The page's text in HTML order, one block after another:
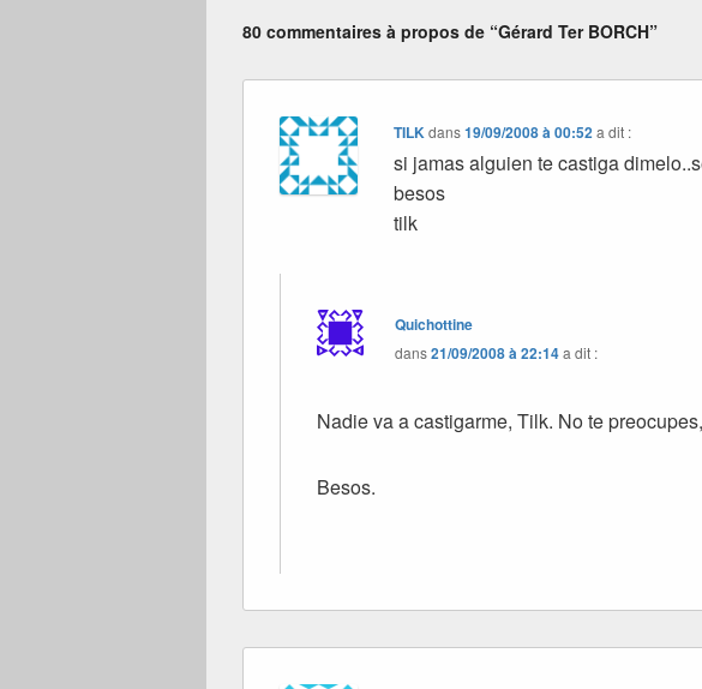
80 commentaires à propos de “Gérard Ter BORCH”
TILKdans19/09/2008 à 00:52a dit :
si jamas alguien te castiga
besos
tilk
Quichottine
dans21/09/2008 à 22:14a dit :
Nadie va a castigarme, Tilk. No te
Besos.